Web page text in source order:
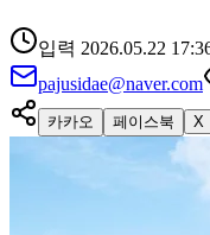
입력 2026.05.22
pajusidae@naver.com
카카오 페이스북 X